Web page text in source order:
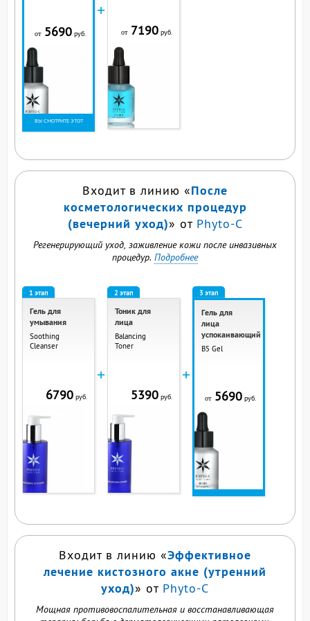
ВЫ СМОТРИТЕ ЭТОТ
от5690 руб.
+
от7190 руб.
Входит в линию «После
косметологических процедур
(вечерний уход)» от Phyto-C
Регенерирующий уход, заживление кожи после инвазивных
процедур. Подробнее
1 этап
Гель для
умывания
Soothing
Cleanser
6790 руб.
+
2 этап
Тоник для
лица
Balancing
Toner
5390 руб.
+
3 этап
Гель для
лица
успокаивающий
B5 Gel
ВЫ СМОТРИТЕ ЭТОТ
от5690 руб.
Входит в линию «Эффективное
лечение кистозного акне (утренний
уход)» от Phyto-C
Мощная противовоспалительная и восстанавливающая